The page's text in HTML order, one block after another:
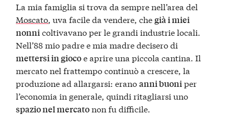
La mia famiglia si trova da sempre nell’area del
Moscato, uva facile da vendere, chegià i miei
nonnicoltivavano per le grandi industrie locali.
Nell’88 mio padre e mia madre decisero di
mettersi in giocoe aprire una piccola cantina. Il
mercato nel frattempo continuò a crescere, la
produzione ad allargarsi: eranoanni buoniper
l’economia in generale, quindi ritagliarsi uno
spazio nel mercatonon fu difficile.